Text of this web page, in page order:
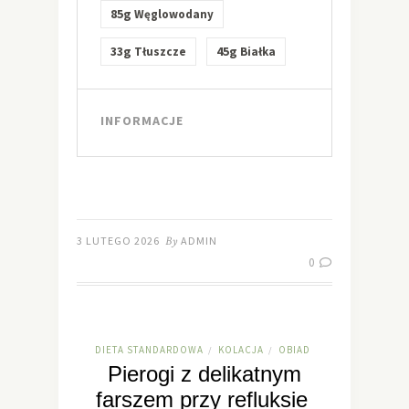
85g Węglowodany
33g Tłuszcze 45g Białka
INFORMACJE
3 LUTEGO 2026 By ADMIN
0
DIETA STANDARDOWA / KOLACJA / OBIAD
Pierogi z delikatnym
farszem przy refluksie